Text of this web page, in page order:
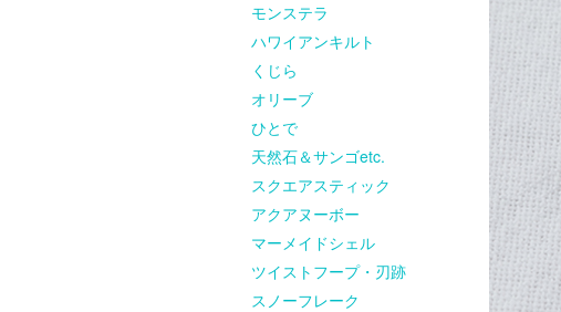
モンステラ
ハワイアンキルト
くじら
オリーブ
ひとで
天然石＆サンゴetc.
スクエアスティック
アクアヌーボー
マーメイドシェル
ツイストフープ・刃跡
スノーフレーク